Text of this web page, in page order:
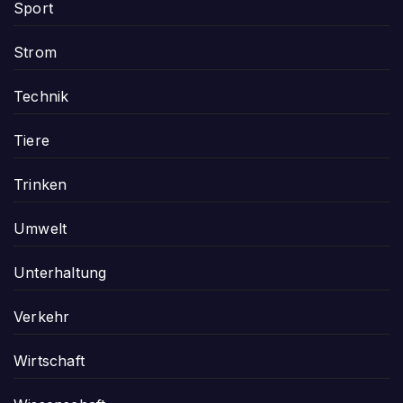
Sport
Strom
Technik
Tiere
Trinken
Umwelt
Unterhaltung
Verkehr
Wirtschaft